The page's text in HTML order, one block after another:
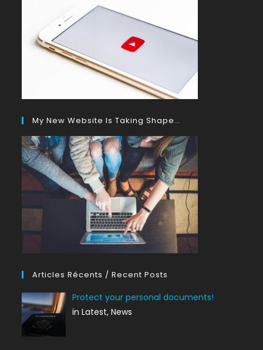
My New Website Is Taking Shape…
Articles Récents / Recent Posts
Protect your personal documents!
in Latest, News